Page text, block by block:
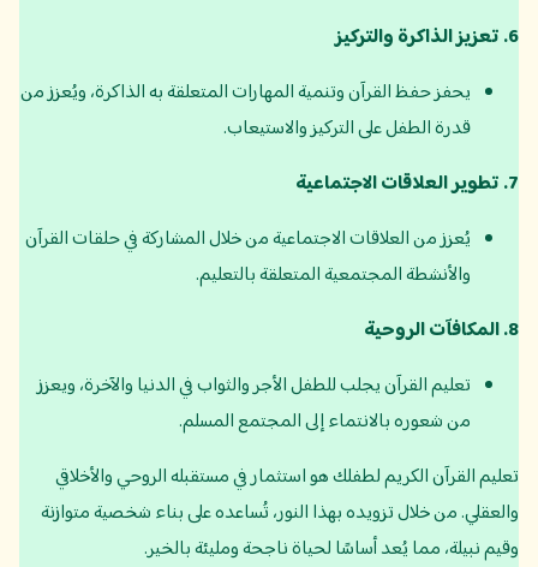
6. تعزيز الذاكرة والتركيز
يحفز حفظ القرآن وتنمية المهارات المتعلقة به الذاكرة، ويُعزز من
قدرة الطفل على التركيز والاستيعاب.
7. تطوير العلاقات الاجتماعية
يُعزز من العلاقات الاجتماعية من خلال المشاركة في حلقات القرآن
والأنشطة المجتمعية المتعلقة بالتعليم.
8. المكافآت الروحية
تعليم القرآن يجلب للطفل الأجر والثواب في الدنيا والآخرة، ويعزز
من شعوره بالانتماء إلى المجتمع المسلم.
تعليم القرآن الكريم لطفلك هو استثمار في مستقبله الروحي والأخلاقي
والعقلي. من خلال تزويده بهذا النور، تُساعده على بناء شخصية متوازنة
وقيم نبيلة، مما يُعد أساسًا لحياة ناجحة ومليئة بالخير.